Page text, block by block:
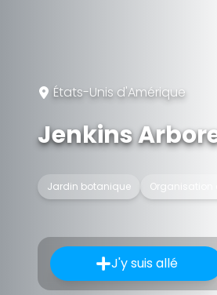
États-Unis d'Amérique
Jenkins
Jardin botanique Organisation
J'y suis allé